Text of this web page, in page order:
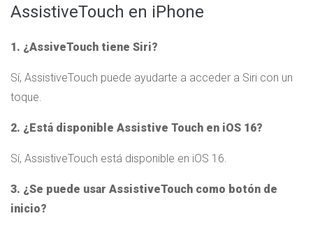
AssistiveTouch en iPhone
1. ¿AssiveTouch tiene Siri?
Sí, AssistiveTouch puede ayudarte a acceder a Siri con un
toque.
2. ¿Está disponible Assistive Touch en iOS 16?
Sí, AssistiveTouch está disponible en iOS 16.
3. ¿Se puede usar AssistiveTouch como botón de
inicio?